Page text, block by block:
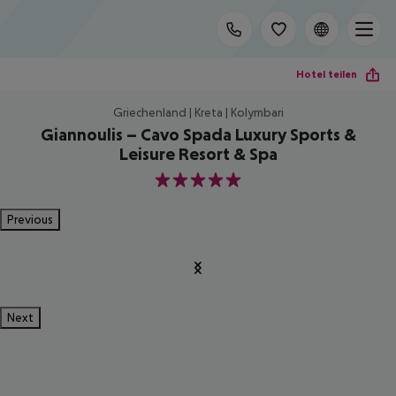
Hotel teilen
Griechenland | Kreta | Kolymbari
Giannoulis – Cavo Spada Luxury Sports &
Leisure Resort & Spa
5
Previous
Next